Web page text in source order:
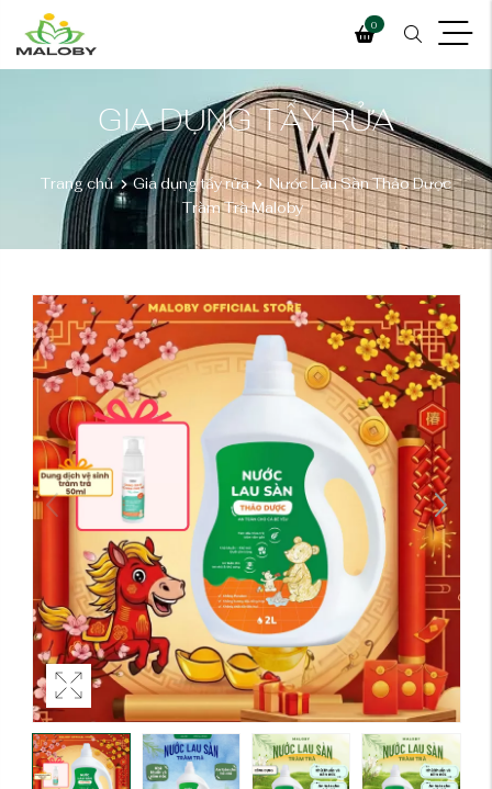
0
GIA DỤNG TẨY RỬA
Trang chủ Gia dụng tẩy rửa
Nước Lau Sàn Thảo Dược
Tràm Trà Maloby